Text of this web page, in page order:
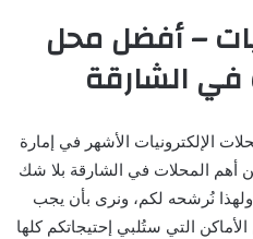
– أفضل محل
في الشارقة
الإلكترونيات الأشهر في إمارة
أهم المحلات في الشارقة بلا شك
نُرشحه لكم، ونرى بأن يجب
التي ستُلبي إحتيجاتكم كلها